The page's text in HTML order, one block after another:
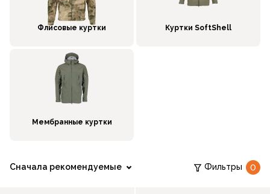
Флисовые куртки Куртки SoftShell
Мембранные куртки
Сначала рекомендуемые Фильтры 0